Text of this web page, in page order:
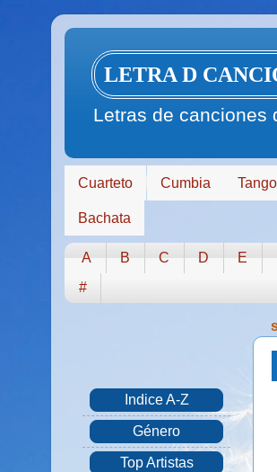
LETRA D
Letras de canciones
Cuarteto Cumbia Tango
Bachata
A B C D E
#
Indice A-Z
Género
Top Artistas